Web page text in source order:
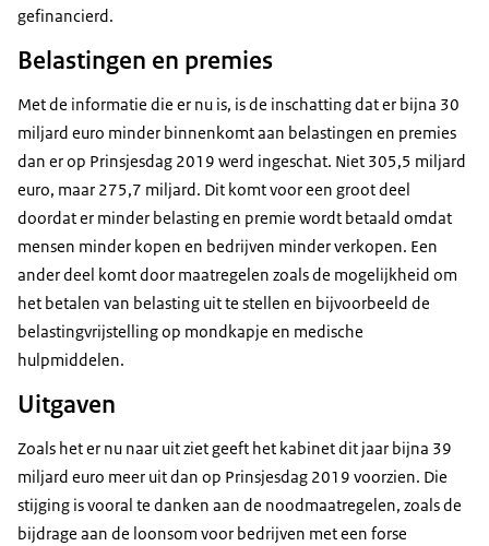
gefinancierd.
Belastingen en premies
Met de informatie die er nu is, is de inschatting dat er bijna 30
miljard euro minder binnenkomt aan belastingen en premies
dan er op Prinsjesdag 2019 werd ingeschat. Niet 305,5 miljard
euro, maar 275,7 miljard. Dit komt voor een groot deel
doordat er minder belasting en premie wordt betaald omdat
mensen minder kopen en bedrijven minder verkopen. Een
ander deel komt door maatregelen zoals de mogelijkheid om
het betalen van belasting uit te stellen en bijvoorbeeld de
belastingvrijstelling op mondkapje en medische
hulpmiddelen.
Uitgaven
Zoals het er nu naar uit ziet geeft het kabinet dit jaar bijna 39
miljard euro meer uit dan op Prinsjesdag 2019 voorzien. Die
stijging is vooral te danken aan de noodmaatregelen, zoals de
bijdrage aan de loonsom voor bedrijven met een forse